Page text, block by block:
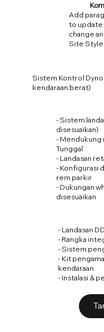
Add
to update
change
Site
Sistem Kontrol
kendaraan berat)
- Sistem
disesuaikan)
- Mendukung
Tunggal
- Landasan
- Konfigurasi
rem parkir
- Dukungan
disesuaikan
- Landasan
- Rangka
- Sistem
- Kit
kendaraan
- Instalasi &